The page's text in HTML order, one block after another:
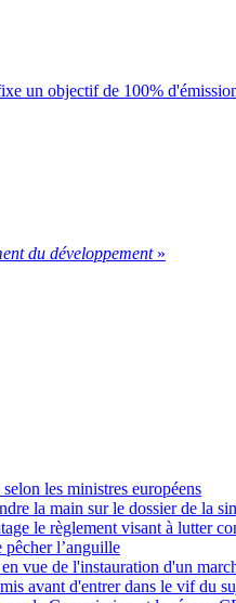
un objectif de 100%
du développement»
les ministres européens
la main sur le dossier de la
le règlement visant à lutter
pêcher l’anguille
vue de l'instauration d'un
avant d'entrer dans le vif du